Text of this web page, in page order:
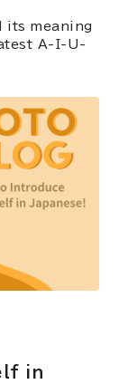
its meaning
A-I-U-
in